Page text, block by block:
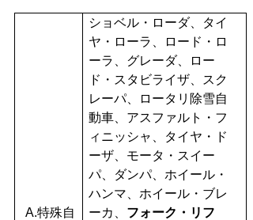
A.特殊自
ショベル・ローダ、タイ
ヤ・ローラ、ロード・ロ
ーラ、グレーダ、ロー
ド・スタビライザ、スク
レーパ、ロータリ除雪自
動車、アスファルト・フ
ィニッシャ、タイヤ・ド
ーザ、モータ・スイー
パ、ダンパ、ホイール・
ハンマ、ホイール・ブレ
ーカ、 フォーク・リフ